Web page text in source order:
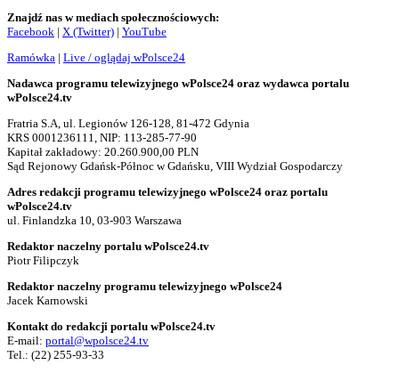
Znajdź nas w mediach społecznościowych:
Facebook | X (Twitter) | YouTube
Ramówka | Live / oglądaj wPolsce24
Nadawca programu telewizyjnego wPolsce24 oraz wydawca portalu
wPolsce24.tv
Fratria S.A, ul. Legionów 126-128, 81-472 Gdynia
KRS 0001236111, NIP: 113-285-77-90
Kapitał zakładowy: 20.260.900,00 PLN
Sąd Rejonowy Gdańsk-Północ w Gdańsku, VIII Wydział Gospodarczy
Adres redakcji programu telewizyjnego wPolsce24 oraz portalu
wPolsce24.tv
ul. Finlandzka 10, 03-903 Warszawa
Redaktor naczelny portalu wPolsce24.tv
Piotr Filipczyk
Redaktor naczelny programu telewizyjnego wPolsce24
Jacek Karnowski
Kontakt do redakcji portalu wPolsce24.tv
E-mail: portal@wpolsce24.tv
Tel.: (22) 255-93-33